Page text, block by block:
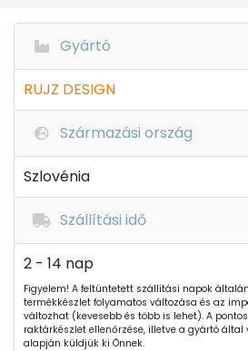
Gyártó
RUJZ DESIGN
Származási ország
Szlovénia
Szállítási idő
2 - 14 nap
Figyelem! A feltüntetett szállítási napok
termékkészlet folyamatos változása és az
változhat (kevesebb és több is lehet). A
raktárkészlet ellenőrzése, illetve a gyártó
alapján küldjük ki Önnek.